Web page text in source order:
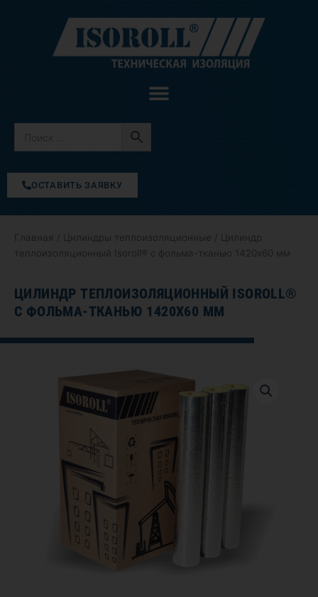
содержимому
ОСТАВИТЬ ЗАЯВКУ
Главная Цилиндры теплоизоляционные / Цилиндр
теплоизоляционный Isoroll® с фольма-тканью 1420х60 мм
ЦИЛИНДР ТЕПЛОИЗОЛЯЦИОННЫЙ ISOROLL®
С ФОЛЬМА-ТКАНЬЮ 1420Х60 ММ